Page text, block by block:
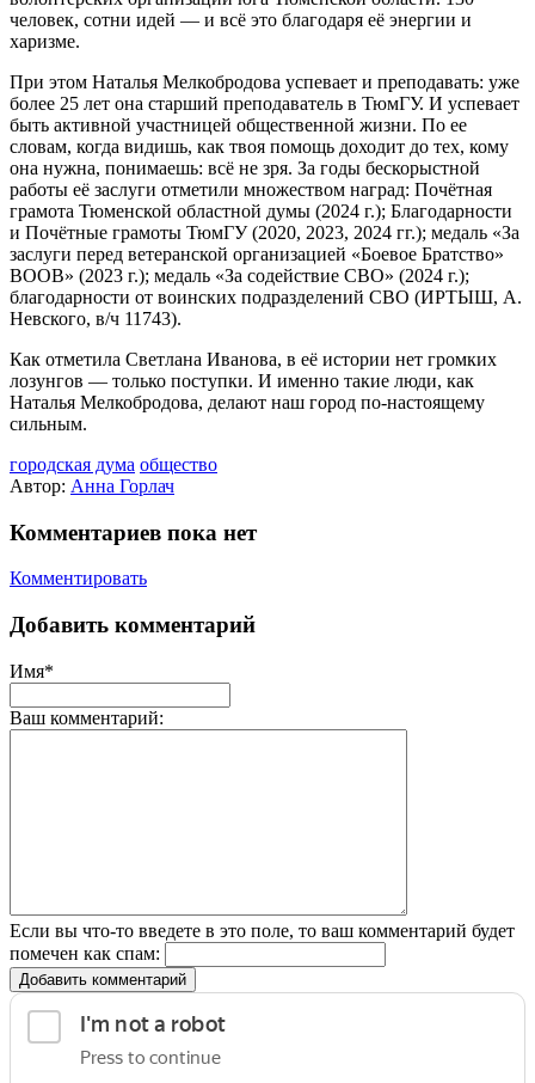
человек, сотни идей — и всё это благодаря её энергии и
харизме.
При этом Наталья Мелкобродова успевает и преподавать: уже
более 25 лет она старший преподаватель в ТюмГУ. И успевает
быть активной участницей общественной жизни. По ее
словам, когда видишь, как твоя помощь доходит до тех, кому
она нужна, понимаешь: всё не зря. За годы бескорыстной
работы её заслуги отметили множеством наград: Почётная
грамота Тюменской областной думы (2024 г.); Благодарности
и Почётные грамоты ТюмГУ (2020, 2023, 2024 гг.); медаль «За
заслуги перед ветеранской организацией «Боевое Братство»
ВООВ» (2023 г.); медаль «За содействие СВО» (2024 г.);
благодарности от воинских подразделений СВО (ИРТЫШ, А.
Невского, в/ч 11743).
Как отметила Светлана Иванова, в её истории нет громких
лозунгов — только поступки. И именно такие люди, как
Наталья Мелкобродова, делают наш город по-настоящему
сильным.
городская дума общество
Автор: Анна Горлач
Комментариев пока нет
Комментировать
Добавить комментарий
Имя*
Ваш комментарий:
Если вы что-то введете в это поле, то ваш комментарий будет
помечен как спам:
Добавить комментарий